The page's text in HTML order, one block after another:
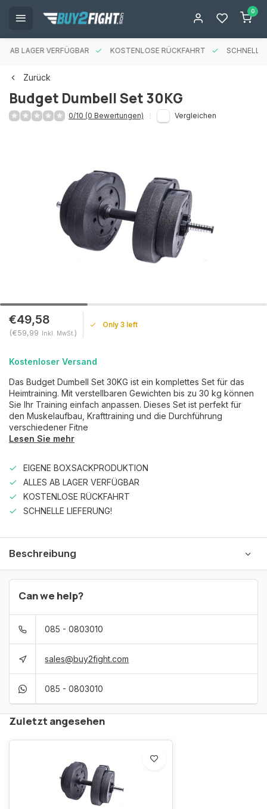
0
AB LAGER VERFÜGBAR KOSTENLOSE RÜCKFAHRT SCHNELLE
Zurück
Budget Dumbell Set 30KG
0/10 (0 Bewertungen) Vergleichen
€49,58
(€59,99 Inkl. MwSt. )
Only 3 left
Kostenloser Versand
Das Budget Dumbell Set 30KG ist ein komplettes Set für das
Heimtraining. Mit verstellbaren Gewichten bis zu 30 kg können
Sie Ihr Training einfach anpassen. Dieses Set ist perfekt für
den Muskelaufbau, Krafttraining und die Durchführung
verschiedener Fitne
Lesen Sie mehr
EIGENE BOXSACKPRODUKTION
ALLES AB LAGER VERFÜGBAR
KOSTENLOSE RÜCKFAHRT
SCHNELLE LIEFERUNG!
Beschreibung
Can we help?
085 - 0803010
sales@buy2fight.com
085 - 0803010
Zuletzt angesehen